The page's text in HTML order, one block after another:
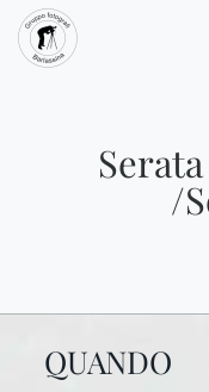
/
QUANDO